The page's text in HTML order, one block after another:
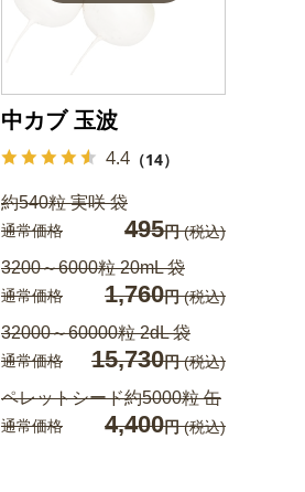
中カブ 玉波
4.4 （14）
約540粒 実咲 袋
通常価格 495円(税込)
3200～6000粒 20mL 袋
通常価格 1,760円(税込)
32000～60000粒 2dL 袋
通常価格 15,730円(税込)
ペレットシード約5000粒 缶
通常価格 4,400円(税込)